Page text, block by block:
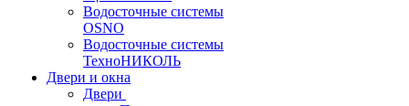
Водосточные системы
OSNO
Водосточные системы
ТехноНИКОЛЬ
Двери и окна
Двери